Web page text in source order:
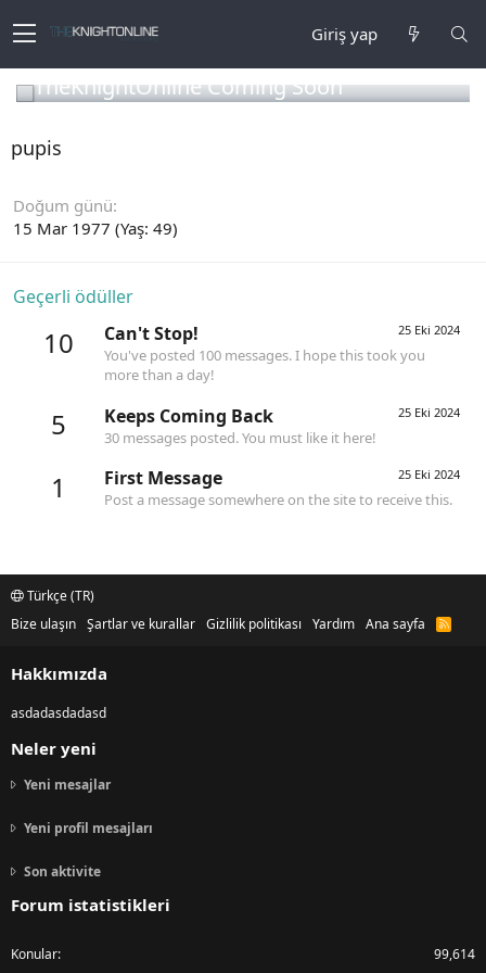
Giriş yap
TheKnightOnline Coming Soon
pupis
Doğum günü
15 Mar 1977 (Yaş: 49)
Geçerli ödüller
10 25 Eki 2024
Can't Stop!
You've posted 100 messages. I hope this took you
more than a day!
5 25 Eki 2024
Keeps Coming Back
30 messages posted. You must like it here!
1 25 Eki 2024
First Message
Post a message somewhere on the site to receive this.
Türkçe (TR)
Bize ulaşın Şartlar ve kurallar Gizlilik politikası Yardım Ana sayfa
R
Hakkımızda
asdadasdadasd
Neler yeni
Yeni mesajlar
Yeni profil mesajları
Son aktivite
Forum istatistikleri
Konular 99,614